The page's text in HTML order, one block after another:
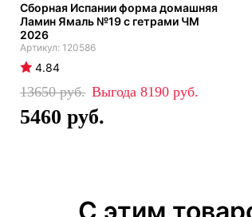
Сборная Испании форма домашняя
Ламин Ямаль №19 с гетрами ЧМ
2026
120586
4.84
13650 8190
5460